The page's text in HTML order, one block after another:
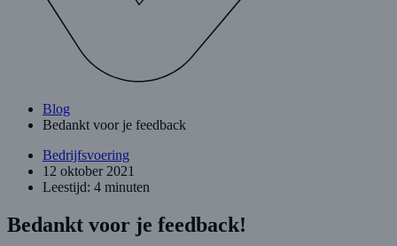
Blog
Bedankt voor je feedback
Bedrijfsvoering
12 oktober 2021
Leestijd: 4 minuten
Bedankt voor je feedback!